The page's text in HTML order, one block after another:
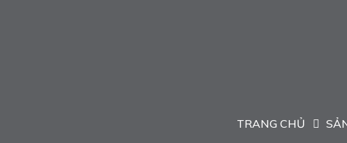
TRANG CHỦ